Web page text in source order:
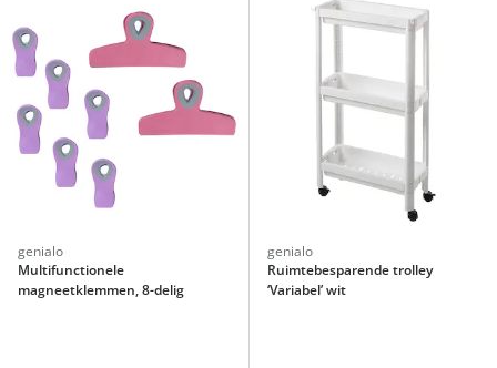
genialo
Multifunctionele
magneetklemmen, 8-delig
genialo
Ruimtebesparende trolley
‘Variabel’ wit